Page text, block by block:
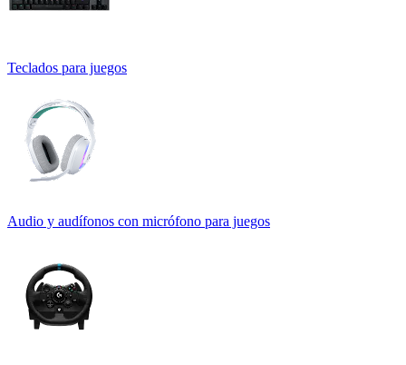
Teclados para juegos
Audio y audífonos con micrófono para juegos